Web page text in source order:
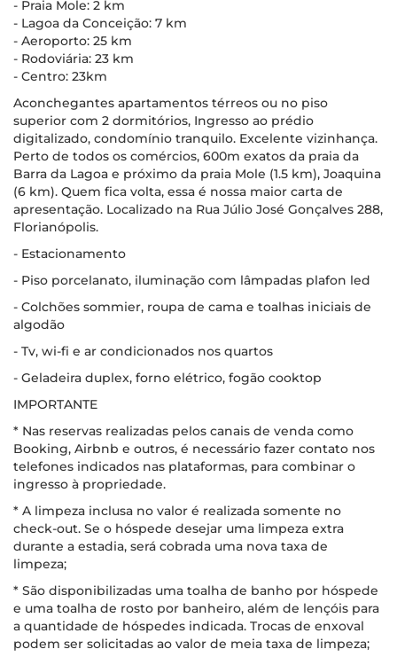
- Praia Mole: 2 km
- Lagoa da Conceição: 7 km
- Aeroporto: 25 km
- Rodoviária: 23 km
- Centro: 23km
Aconchegantes apartamentos térreos ou no piso
superior com 2 dormitórios, Ingresso ao prédio
digitalizado, condomínio tranquilo. Excelente vizinhança.
Perto de todos os comércios, 600m exatos da praia da
Barra da Lagoa e próximo da praia Mole (1.5 km), Joaquina
(6 km). Quem fica volta, essa é nossa maior carta de
apresentação. Localizado na Rua Júlio José Gonçalves 288,
Florianópolis.
- Estacionamento
- Piso porcelanato, iluminação com lâmpadas plafon led
- Colchões sommier, roupa de cama e toalhas iniciais de
algodão
- Tv, wi-fi e ar condicionados nos quartos
- Geladeira duplex, forno elétrico, fogão cooktop
IMPORTANTE
* Nas reservas realizadas pelos canais de venda como
Booking, Airbnb e outros, é necessário fazer contato nos
telefones indicados nas plataformas, para combinar o
ingresso à propriedade.
* A limpeza inclusa no valor é realizada somente no
check-out. Se o hóspede desejar uma limpeza extra
durante a estadia, será cobrada uma nova taxa de
limpeza;
* São disponibilizadas uma toalha de banho por hóspede
e uma toalha de rosto por banheiro, além de lençóis para
a quantidade de hóspedes indicada. Trocas de enxoval
podem ser solicitadas ao valor de meia taxa de limpeza;